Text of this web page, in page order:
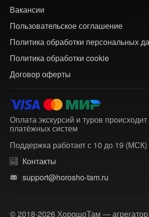
Вакансии
Пользовательское соглашение
Политика обработки персональных
Политика обработки cookie
Договор оферты
Оплата экскурсий и туров
платёжных систем
Поддержка работает с 10 до 19 (МСК)
Контакты
support@horosho-tam.ru
© 2018-2026 ХорошоТам — агрегатор